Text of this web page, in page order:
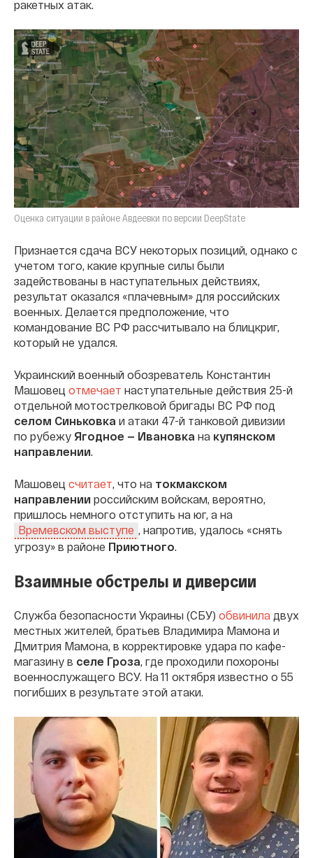
ракетных атак.
Оценка ситуации в районе Авдеевки по версии DeepState
Признается сдача ВСУ некоторых позиций, однако с
учетом того, какие крупные силы были
задействованы в наступательных действиях,
результат оказался «плачевным» для российских
военных. Делается предположение, что
командование ВС РФ рассчитывало на блицкриг,
который не удался.
Украинский военный обозреватель Константин
Машовец отмечает наступательные действия 25-й
отдельной мотострелковой бригады ВС РФ под
селом Синьковка и атаки 47-й танковой дивизии
по рубежу Ягодное — Ивановка на купянском
направлении
Машовец считает , что на токмакском
направлении российским войскам, вероятно,
пришлось немного отступить на юг, а на
Времевском выступе
, напротив, удалось «снять
угрозу» в районе Приютного.
Взаимные обстрелы и диверсии
Служба безопасности Украины (СБУ) обвинила двух
местных жителей, братьев Владимира Мамона и
Дмитрия Мамона, в корректировке удара по кафе-
магазину в селе Гроза, где проходили похороны
военнослужащего ВСУ. На 11 октября известно о 55
погибших в результате этой атаки.